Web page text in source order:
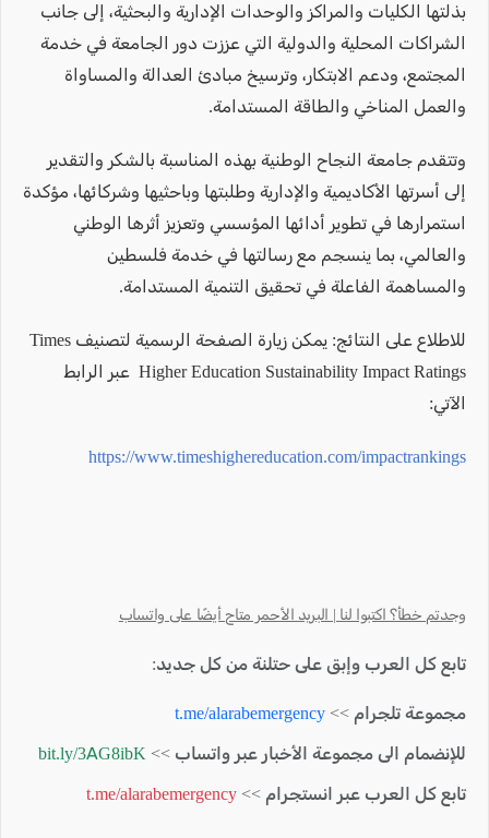
بذلتها الكليات والمراكز والوحدات الإدارية والبحثية، إلى جانب
الشراكات المحلية والدولية التي عززت دور الجامعة في خدمة
المجتمع، ودعم الابتكار، وترسيخ مبادئ العدالة والمساواة
والعمل المناخي والطاقة المستدامة.
وتتقدم جامعة النجاح الوطنية بهذه المناسبة بالشكر والتقدير
إلى أسرتها الأكاديمية والإدارية وطلبتها وباحثيها وشركائها، مؤكدة
استمرارها في تطوير أدائها المؤسسي وتعزيز أثرها الوطني
والعالمي، بما ينسجم مع رسالتها في خدمة فلسطين
والمساهمة الفاعلة في تحقيق التنمية المستدامة.
للاطلاع على النتائج: يمكن زيارة الصفحة الرسمية لتصنيف Times
Higher Education Sustainability Impact Ratings عبر الرابط
الآتي:
https://www.timeshighereducation.com/impactrankings
وجدتم خطأ؟ اكتبوا لنا | البريد الأحمر متاح أيضًا على واتساب
تابع كل العرب وإبق على حتلنة من كل جديد:
مجموعة تلجرام >> t.me/alarabemergency
للإنضمام الى مجموعة الأخبار عبر واتساب >> bit.ly/3AG8ibK
تابع كل العرب عبر انستجرام >> t.me/alarabemergency